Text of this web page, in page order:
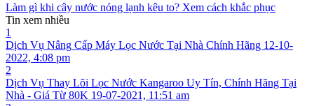
Làm gì khi cây nước nóng lạnh kêu to? Xem cách khắc phục
Tin xem nhiều
1
Dịch Vụ Nâng Cấp Máy Lọc Nước Tại Nhà Chính Hãng 12-10-
2022, 4:08 pm
2
Dịch Vụ Thay Lõi Lọc Nước Kangaroo Uy Tín, Chính Hãng Tại
Nhà - Giá Từ 80K 19-07-2021, 11:51 am